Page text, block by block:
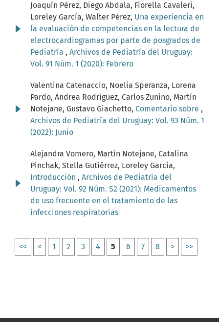
Joaquín Pérez, Diego Abdala, Fiorella Cavaleri,
Loreley García, Walter Pérez, Una experiencia en
la evaluación de competencias en la lectura de
electrocardiogramas por parte de posgrados de
Pediatría , Archivos de Pediatría del Uruguay:
Vol. 91 Núm. 1 (2020): Febrero
Valentina Catenaccio, Noelia Speranza, Lorena
Pardo, Andrea Rodríguez, Carlos Zunino, Martín
Notejane, Gustavo Giachetto, Comentario sobre ,
Archivos de Pediatría del Uruguay: Vol. 93 Núm. 1
(2022): Junio
Alejandra Vomero, Martín Notejane, Catalina
Pinchak, Stella Gutiérrez, Loreley García,
Introducción , Archivos de Pediatría del
Uruguay: Vol. 92 Núm. S2 (2021): Medicamentos
de uso frecuente en el tratamiento de las
infecciones respiratorias
<< < 1 2 3 4 5 6 7 8 > >>